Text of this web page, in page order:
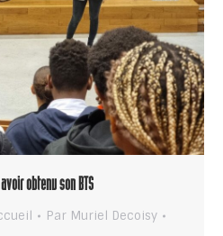
obtenu son BTS
Par Muriel Decoisy